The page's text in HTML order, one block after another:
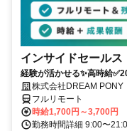
インサイドセールス
経験が活かせる✨高時給
株式会社DREAM PONY
フルリモート
時給1,700円～3,700円
勤務時間詳細 9:00〜